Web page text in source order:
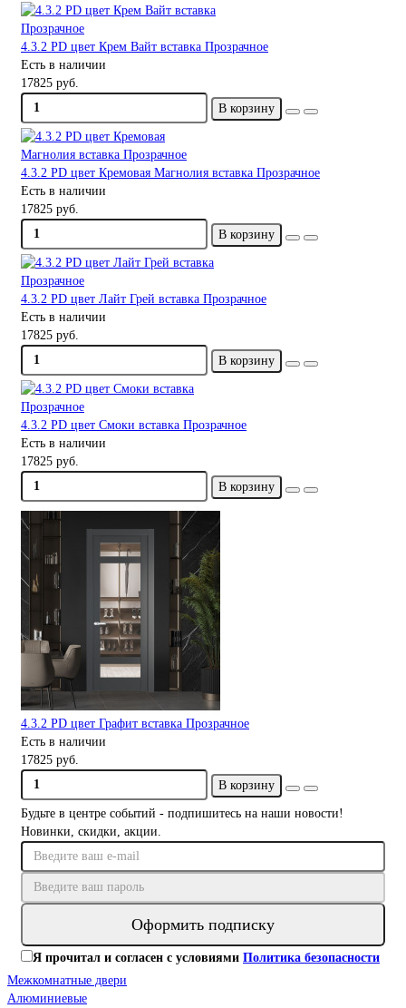
4.3.2 PD цвет Крем Вайт вставка Прозрачное
Есть в наличии
17825 руб.
В корзину
4.3.2 PD цвет Кремовая Магнолия вставка Прозрачное
Есть в наличии
17825 руб.
В корзину
4.3.2 PD цвет Лайт Грей вставка Прозрачное
Есть в наличии
17825 руб.
В корзину
4.3.2 PD цвет Смоки вставка Прозрачное
Есть в наличии
17825 руб.
В корзину
4.3.2 PD цвет Графит вставка Прозрачное
Есть в наличии
17825 руб.
В корзину
Будьте в центре событий - подпишитесь на наши новости!
Новинки, скидки, акции.
Оформить подписку
Я прочитал и согласен с условиями Политика безопасности
Межкомнатные двери
Алюминиевые